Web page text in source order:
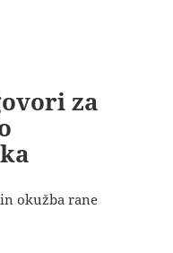
za
okužba rane